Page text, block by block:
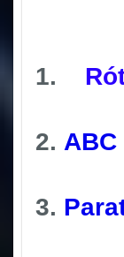
1.
2. A
3.